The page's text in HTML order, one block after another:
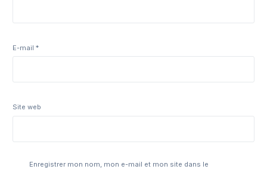
E-mail*
Site web
Enregistrer mon nom, mon e-mail et mon site dans le